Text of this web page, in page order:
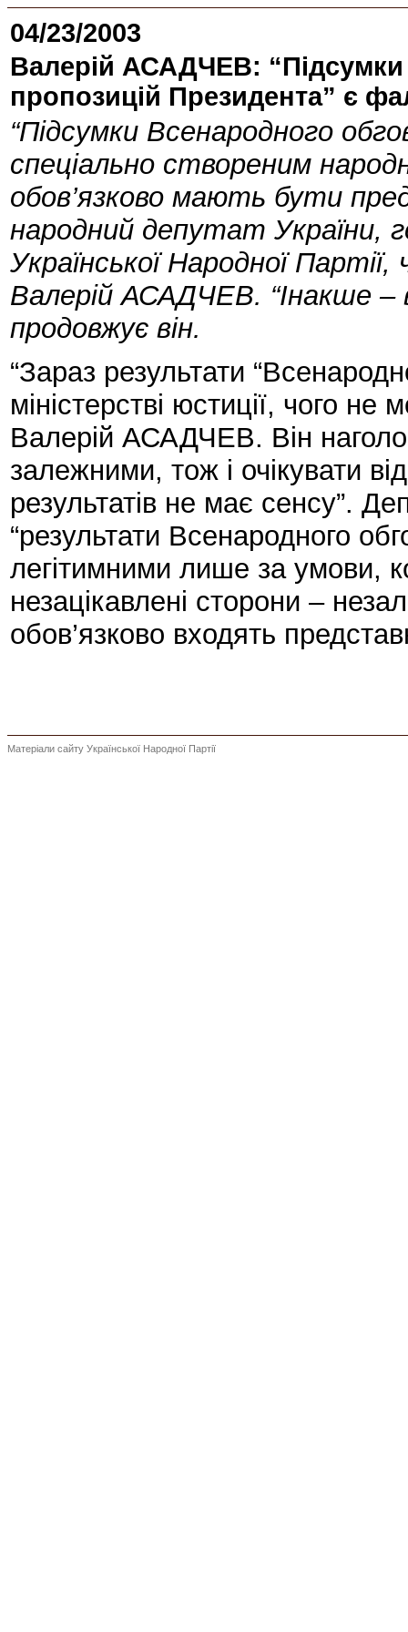
04/23/2003
Валерій АСАДЧЕВ:
пропозицій Президента” є
“Підсумки Всенародного
спеціально створеним
обов’язково мають бути
народний депутат України,
Української Народної
Валерій АСАДЧЕВ. “Інакше –
продовжує він.
“Зараз результати
міністерстві юстиції, чого
Валерій АСАДЧЕВ. Він
залежними, тож і очікувати
результатів не має сенсу”.
“результати Всенародного
легітимними лише за умови,
незацікавлені сторони –
обов’язково входять
Матеріали сайту Української Народної Партії